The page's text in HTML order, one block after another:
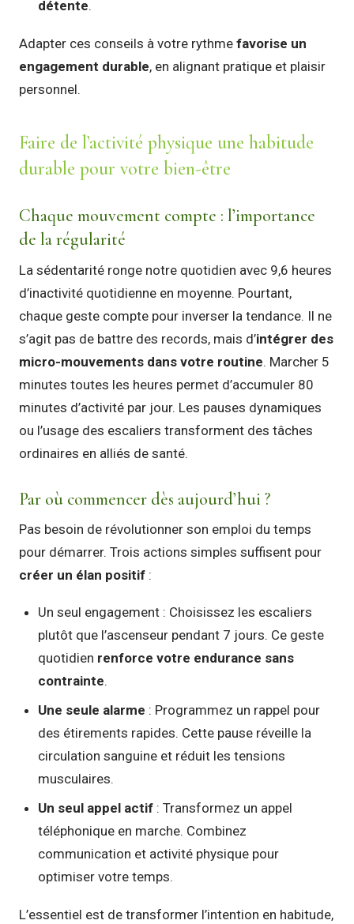
détente.
Adapter ces conseils à votre rythme favorise un
engagement durable, en alignant pratique et plaisir
personnel.
Faire de l’activité physique une habitude
durable pour votre bien-être
Chaque mouvement compte : l’importance
de la régularité
La sédentarité ronge notre quotidien avec 9,6 heures
d’inactivité quotidienne en moyenne. Pourtant,
chaque geste compte pour inverser la tendance. Il ne
s’agit pas de battre des records, mais d’intégrer des
micro-mouvements dans votre routine. Marcher 5
minutes toutes les heures permet d’accumuler 80
minutes d’activité par jour. Les pauses dynamiques
ou l’usage des escaliers transforment des tâches
ordinaires en alliés de santé.
Par où commencer dès aujourd’hui ?
Pas besoin de révolutionner son emploi du temps
pour démarrer. Trois actions simples suffisent pour
créer un élan positif :
Un seul engagement : Choisissez les escaliers
plutôt que l’ascenseur pendant 7 jours. Ce geste
quotidien renforce votre endurance sans
contrainte.
Une seule alarme : Programmez un rappel pour
des étirements rapides. Cette pause réveille la
circulation sanguine et réduit les tensions
musculaires.
Un seul appel actif : Transformez un appel
téléphonique en marche. Combinez
communication et activité physique pour
optimiser votre temps.
L’essentiel est de transformer l’intention en habitude,